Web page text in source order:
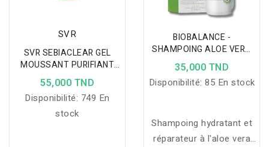
SVR
SVR SEBIACLEAR GEL
MOUSSANT PURIFIANT
400ML
55,000 TND
Disponibilité: 749 En
stock
BIOBALANCE -
SHAMPOING ALOE VERA
BIO 330ML
35,000 TND
Disponibilité: 85 En stock
Shampoing hydratant et
réparateur à l'aloe vera